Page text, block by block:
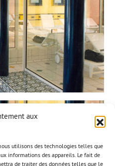
aux
utilisons des technologies telles que
informations des appareils. Le fait de
de traiter des données telles que le